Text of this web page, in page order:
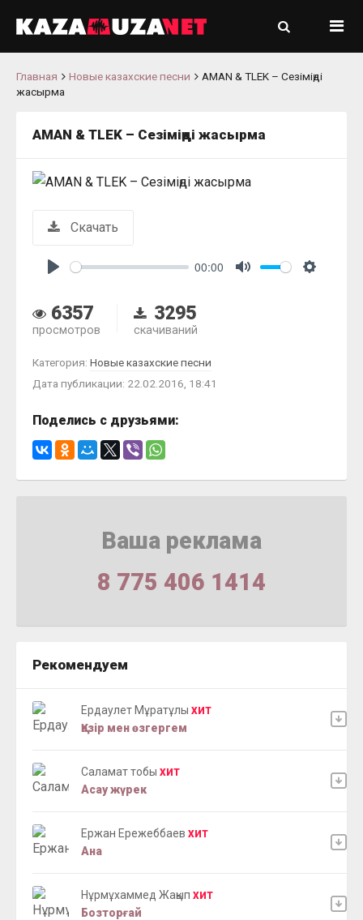
Главная Новые казахские песни
AMAN & TLEK – Сезіміңді
жасырма
AMAN & TLEK – Сезіміңді жасырма
Скачать
00:00
6357
просмотров
3295
скачиваний
Категория: Новые казахские песни
Дата публикации: 22.02.2016, 18:41
Поделись с друзьями:
Ваша реклама
8 775 406 1414
Рекомендуем
Ердаулет Мұратұлы ХИТ
Қазір мен өзгергем
Саламат тобы ХИТ
Асау жүрек
Ержан Ережеббаев ХИТ
Ана
Нұрмұхаммед Жақып ХИТ
Бозторғай